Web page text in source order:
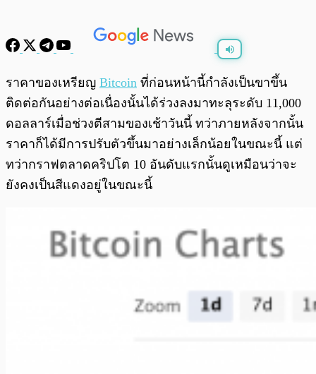
พร้อมเล่น 0:00 0:00
ราคาของเหรียญ Bitcoin ที่ก่อนหน้านี้กำลังเป็นขาขึ้น
ติดต่อกันอย่างต่อเนื่องนั้นได้ร่วงลงมาทะลุระดับ 11,000
ดอลลาร์เมื่อช่วงตีสามของเช้าวันนี้ ทว่าภายหลังจากนั้น
ราคาก็ได้มีการปรับตัวขึ้นมาอย่างเล็กน้อยในขณะนี้ แต่
ทว่ากราฟตลาดคริปโต 10 อันดับแรกนั้นดูเหมือนว่าจะ
ยังคงเป็นสีแดงอยู่ในขณะนี้